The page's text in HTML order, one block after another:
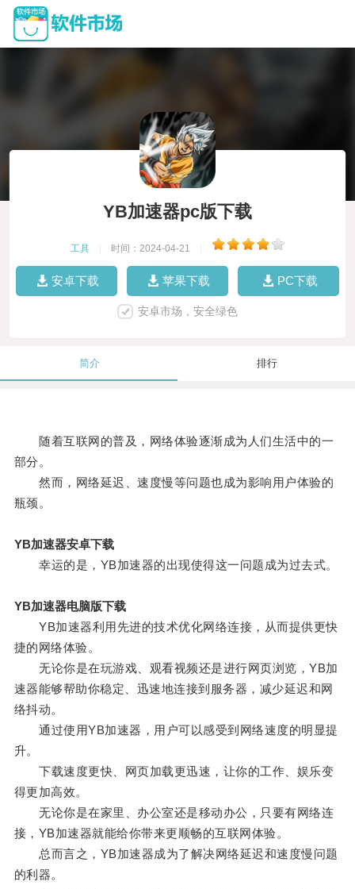
YB加速器pc版下载
工具 时间：2024-04-21
安卓下载 苹果下载 PC下载
安卓市场，安全绿色
简介 排行
随着互联网的普及，网络体验逐渐成为人们生活中的一
部分。
然而，网络延迟、速度慢等问题也成为影响用户体验的
瓶颈。
YB加速器安卓下载
幸运的是，YB加速器的出现使得这一问题成为过去式。
YB加速器电脑版下载
YB加速器利用先进的技术优化网络连接，从而提供更快
捷的网络体验。
无论你是在玩游戏、观看视频还是进行网页浏览，YB加
速器能够帮助你稳定、迅速地连接到服务器，减少延迟和网
络抖动。
通过使用YB加速器，用户可以感受到网络速度的明显提
升。
下载速度更快、网页加载更迅速，让你的工作、娱乐变
得更加高效。
无论你是在家里、办公室还是移动办公，只要有网络连
接，YB加速器就能给你带来更顺畅的互联网体验。
总而言之，YB加速器成为了解决网络延迟和速度慢问题
的利器。